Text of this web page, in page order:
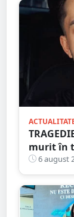
murit în
de grade
6 august